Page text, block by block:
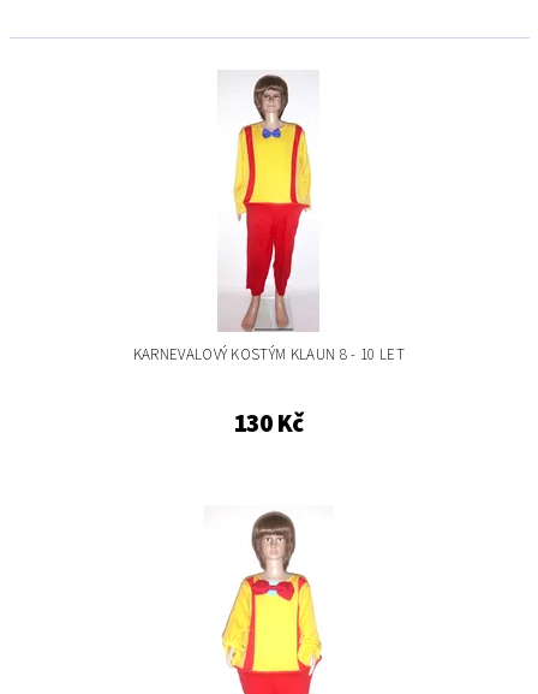
KARNEVALOVÝ KOSTÝM KLAUN 8 - 10 LET
130 Kč